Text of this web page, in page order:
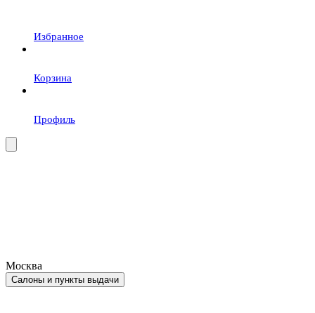
Избранное
Корзина
Профиль
Москва
Салоны и пункты выдачи